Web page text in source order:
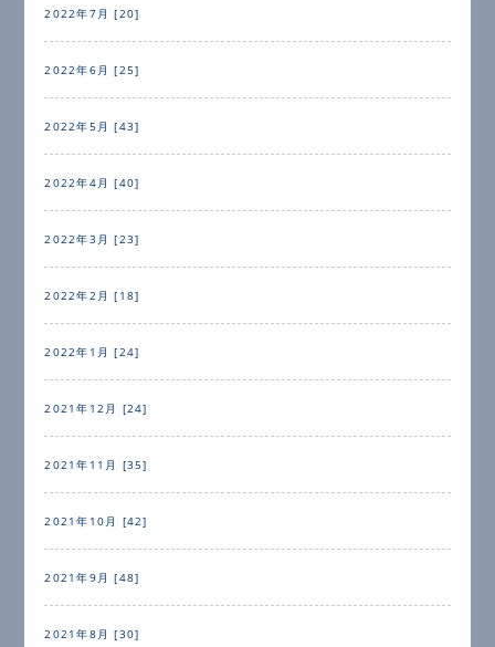
2022年7月 [20]
2022年6月 [25]
2022年5月 [43]
2022年4月 [40]
2022年3月 [23]
2022年2月 [18]
2022年1月 [24]
2021年12月 [24]
2021年11月 [35]
2021年10月 [42]
2021年9月 [48]
2021年8月 [30]